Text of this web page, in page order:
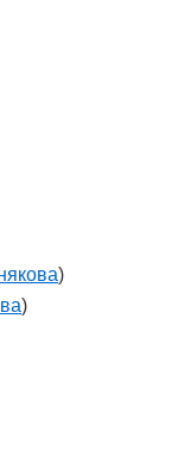
)
)